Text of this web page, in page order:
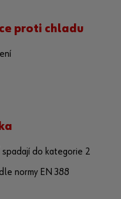
proti chladu
spadají do kategorie 2
normy EN 388